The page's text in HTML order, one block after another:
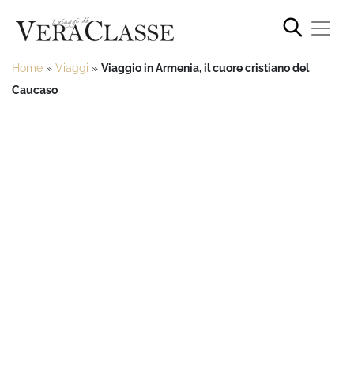
Home » Viaggi » Viaggio in Armenia, il cuore cristiano del
Caucaso